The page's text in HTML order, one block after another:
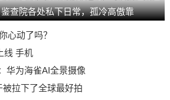
查院各处私下日常，孤冷高傲靠
心动了吗？
线 手机
华为海雀AI全景摄像
拉下了全球最好拍